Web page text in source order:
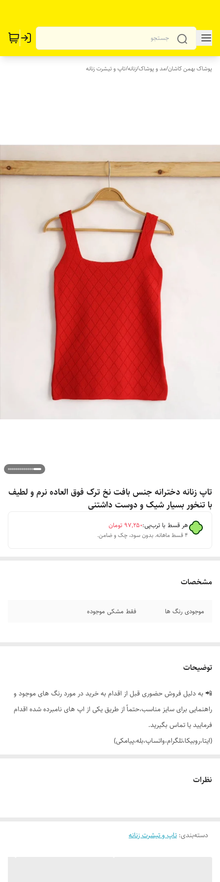
پوشاک بهمن کاشان/مد و پوشاک/زنانه/تاپ و تیشرت زنانه
تاپ زنانه دخترانه جنس بافت نخ ترک فوق العاده نرم و لطیف
با تنخور بسیار شیک و دوست داشتنی
هر قسط با ترب‌پی:۹۷٬۲۵۰ تومان
۴ قسط ماهانه. بدون سود، چک و ضامن.
مشخصات
موجودی رنگ ها فقط مشکی موجوده
توضیحات
📲 به دلیل فروش حضوری قبل از اقدام به خرید در مورد رنگ های موجود و
راهنمایی برای سایز مناسب،حتماً از طریق یکی از اپ های نامبرده شده اقدام
فرمایید یا تماس بگیرید.
(ایتا،روبیکا،تلگرام،واتساپ،بله،پیامکی)
نظرات
دسته‌بندی: تاپ و تیشرت زنانه